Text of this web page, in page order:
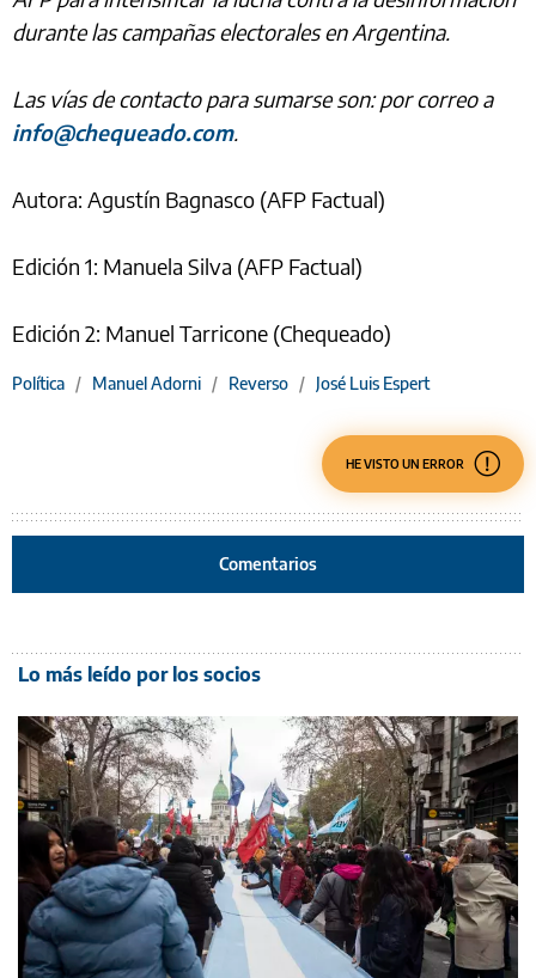
durante las campañas electorales en Argentina.
Las vías de contacto para sumarse son: por correo a
info@chequeado.com.
Autora: Agustín Bagnasco (AFP Factual)
Edición 1: Manuela Silva (AFP Factual)
Edición 2: Manuel Tarricone (Chequeado)
Política / Manuel Adorni / Reverso / José Luis Espert
HE VISTO UN ERROR
Comentarios
Lo más leído por los socios